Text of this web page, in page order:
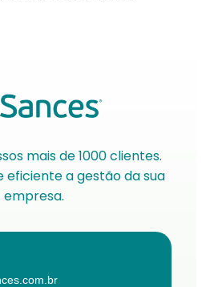
mais de 1000 clientes.
eficiente a gestão da sua
empresa.